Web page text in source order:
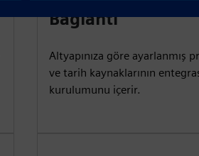
Bağlantı
Altyapınıza göre ayarlanmış
ve tarih kaynaklarının
kurulumunu içerir.